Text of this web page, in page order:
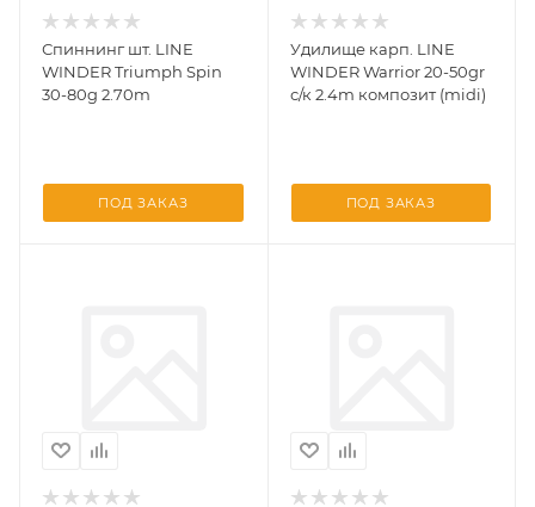
Спиннинг шт. LINE
WINDER Triumph Spin
30-80g 2.70m
ПОД ЗАКАЗ
Удилище карп. LINE
WINDER Warrior 20-50gr
с/к 2.4m композит (midi)
ПОД ЗАКАЗ